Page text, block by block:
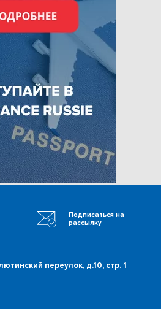
переулок, д.10, стр. 1
Подписаться на
рассылку